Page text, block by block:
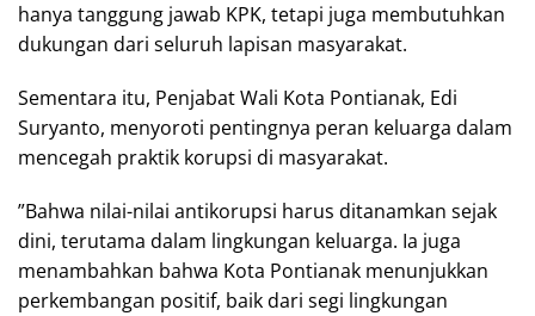
hanya tanggung jawab KPK, tetapi juga membutuhkan
dukungan dari seluruh lapisan masyarakat.
Sementara itu, Penjabat Wali Kota Pontianak, Edi
Suryanto, menyoroti pentingnya peran keluarga dalam
mencegah praktik korupsi di masyarakat.
”Bahwa nilai-nilai antikorupsi harus ditanamkan sejak
dini, terutama dalam lingkungan keluarga. Ia juga
menambahkan bahwa Kota Pontianak menunjukkan
perkembangan positif, baik dari segi lingkungan